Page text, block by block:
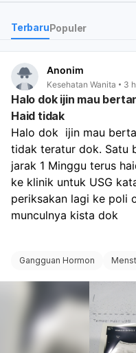
TerbaruPopuler
Anonim
Kesehatan Wanita 3
Halo dok ijin mau
Haid tidak
Halo dok  ijin mau
tidak teratur dok. Satu
jarak 1 Minggu terus
ke klinik untuk USG
periksakan lagi ke poli
munculnya kista dok
Gangguan Hormon